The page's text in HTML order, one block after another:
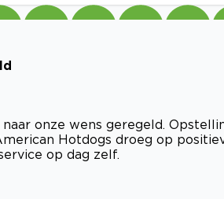
onze wens geregeld.
Hotdogs droeg op
op dag zelf.